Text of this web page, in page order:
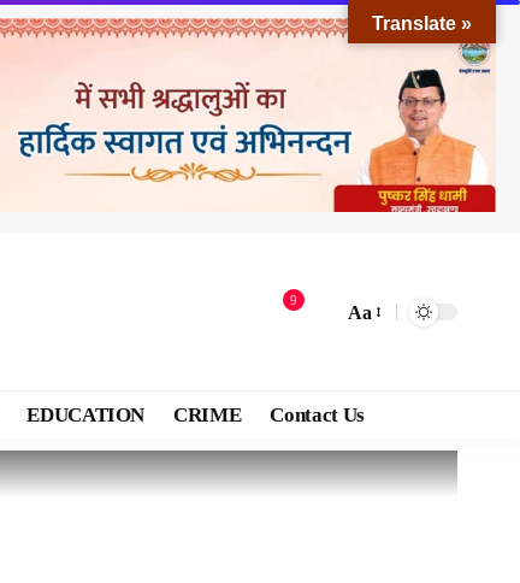
9
Aa
EDUCATION CRIME Contact Us
Translate »